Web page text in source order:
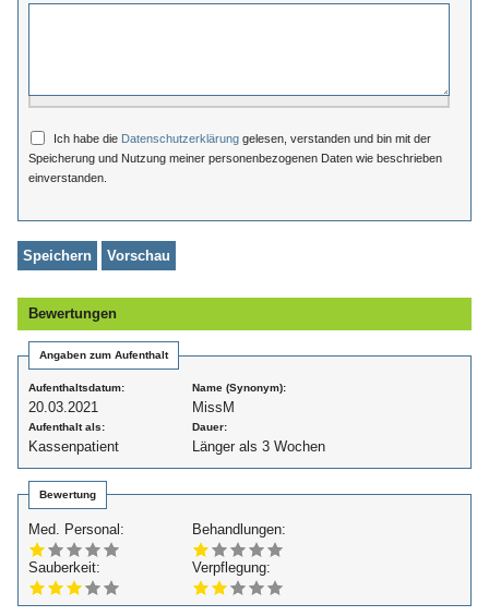
Ich habe die Datenschutzerklärung gelesen, verstanden und bin mit der
Speicherung und Nutzung meiner personenbezogenen Daten wie beschrieben
einverstanden.
Bewertungen
Angaben zum Aufenthalt
Aufenthaltsdatum:
20.03.2021
Name (Synonym):
MissM
Aufenthalt als:
Kassenpatient
Dauer:
Länger als 3 Wochen
Bewertung
Med. Personal: Behandlungen:
Sauberkeit: Verpflegung: